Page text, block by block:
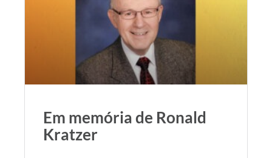
Em memória de Ronald
Kratzer